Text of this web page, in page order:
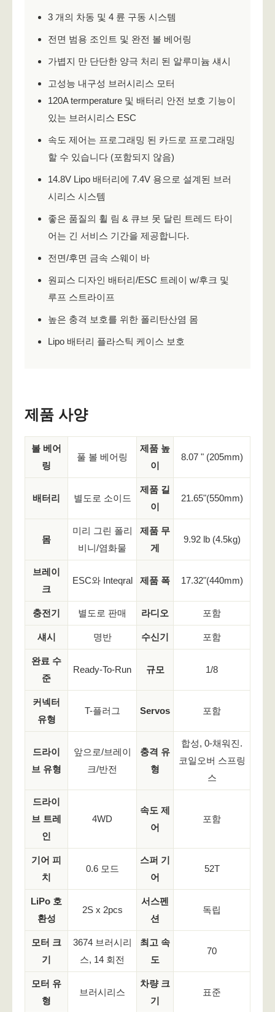
3 개의 차동 및 4 륜 구동 시스템
전면 범용 조인트 및 완전 볼 베어링
가볍지 만 단단한 양극 처리 된 알루미늄 섀시
고성능 내구성 브러시리스 모터
120A termperature 및 배터리 안전 보호 기능이
있는 브러시리스 ESC
속도 제어는 프로그래밍 된 카드로 프로그래밍
할 수 있습니다 (포함되지 않음)
14.8V Lipo 배터리에 7.4V 용으로 설계된 브러
시리스 시스템
좋은 품질의 휠 림 & 큐브 못 달린 트레드 타이
어는 긴 서비스 기간을 제공합니다.
전면/후면 금속 스웨이 바
원피스 디자인 배터리/ESC 트레이 w/후크 및
루프 스트라이프
높은 충격 보호를 위한 폴리탄산염 몸
Lipo 배터리 플라스틱 케이스 보호
제품 사양
볼 베어
링
풀 볼 베어링
제품 높
이
8.07 " (205mm)
배터리 별도로 소이드
제품 길
이
21.65"(550mm)
몸
미리 그린 폴리
비니/염화물
제품 무
게
9.92 lb (4.5kg)
브레이
크
ESC와 Inteqral 제품 폭 17.32"(440mm)
충전기 별도로 판매 라디오 포함
섀시 명반 수신기 포함
완료 수
준
Ready-To-Run 규모 1/8
커넥터
유형
T-플러그 Servos 포함
드라이
브 유형
앞으로/브레이
크/반전
충격 유
형
합성, 0-채워진.
코일오버 스프링
스
드라이
브 트레
인
4WD
속도 제
어
포함
기어 피
치
0.6 모드
스퍼 기
어
52T
LiPo 호
환성
2S x 2pcs
서스펜
션
독립
모터 크
기
3674 브러시리
스, 14 회전
최고 속
도
70
모터 유
형
브러시리스
차량 크
기
표준